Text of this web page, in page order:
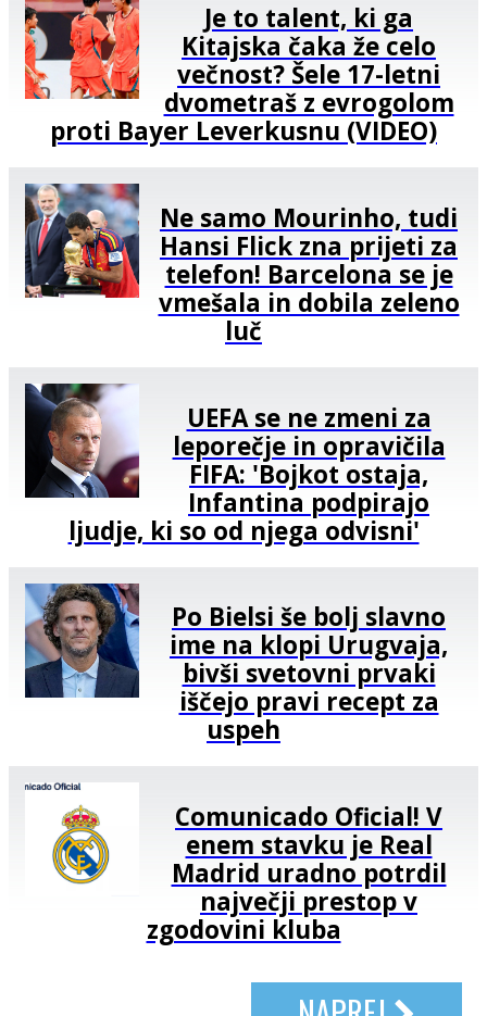
Je to talent, ki ga
Kitajska čaka že celo
večnost? Šele 17-letni
dvometraš z evrogolom
proti Bayer Leverkusnu (VIDEO)
Ne samo Mourinho, tudi
Hansi Flick zna prijeti za
telefon! Barcelona se je
vmešala in dobila zeleno
luč
UEFA se ne zmeni za
leporečje in opravičila
FIFA: 'Bojkot ostaja,
Infantina podpirajo
ljudje, ki so od njega odvisni'
Po Bielsi še bolj slavno
ime na klopi Urugvaja,
bivši svetovni prvaki
iščejo pravi recept za
uspeh
Comunicado Oficial! V
enem stavku je Real
Madrid uradno potrdil
največji prestop v
zgodovini kluba